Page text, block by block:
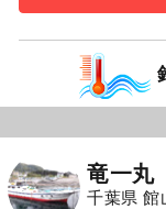
竜一丸
千葉県 館